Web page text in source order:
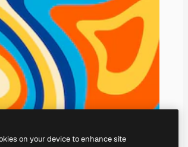
on your device to enhance site